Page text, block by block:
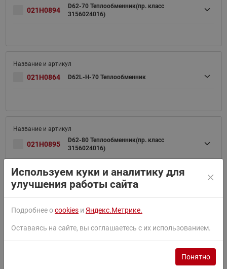
021H0894
D62-70 Теплообменник(пр. класс
3156024016)
021H0864 D62L-H-70 Теплообменник
021H0895
D62-80 Теплообменник(пр. класс
3156024016)
021H0865 D62L-H- 80
Используем куки и аналитику для
улучшения работы сайта
Подробнее оcookies и Яндекс.Метрике.
Оставаясь на сайте, вы соглашаетесь с их использованием.
Понятно